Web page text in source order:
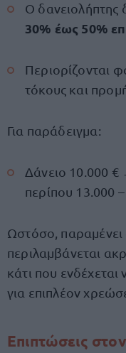
Ο
30% έως 50%
Περιορίζονται
τόκους και
Για παράδειγμα:
Δάνειο 10.000
περίπου 13.000
Ωστόσο, παραμένει
περιλαμβάνεται
κάτι που
για επιπλέον
Επιπτώσεις